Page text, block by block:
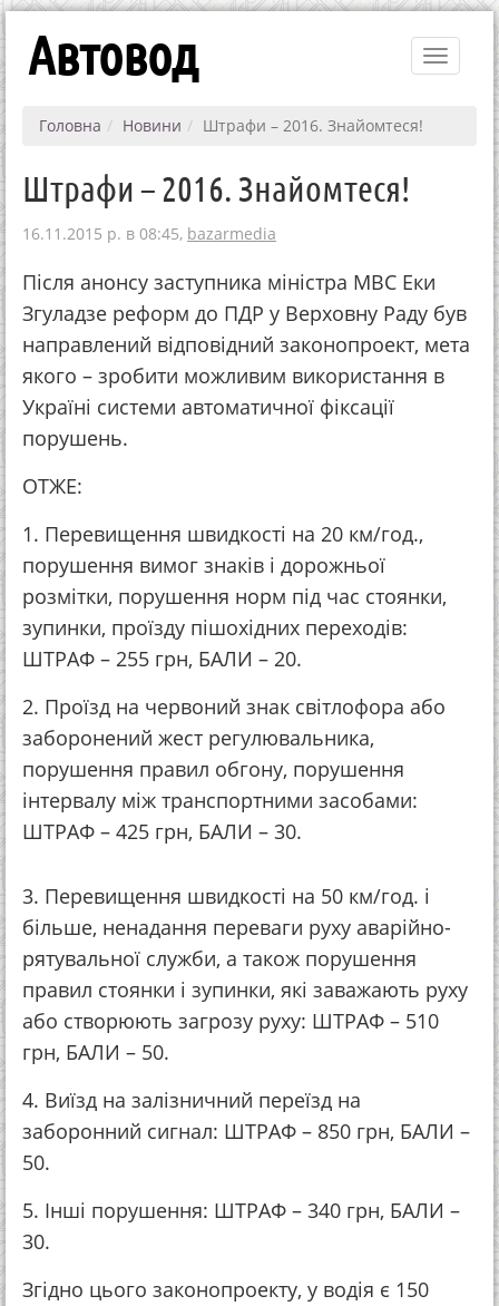
Toggle
Автовод
Головна Новини Штрафи – 2016. Знайомтеся!
Штрафи – 2016. Знайомтеся!
16.11.2015 р. в 08:45, bazarmedia
Після анонсу заступника міністра МВС Еки
Згуладзе реформ до ПДР у Верховну Раду був
направлений відповідний законопроект, мета
якого – зробити можливим використання в
Україні системи автоматичної фіксації
порушень.
ОТЖЕ:
1. Перевищення швидкості на 20 км/год.,
порушення вимог знаків і дорожньої
розмітки, порушення норм під час стоянки,
зупинки, проїзду пішохідних переходів:
ШТРАФ – 255 грн, БАЛИ – 20.
2. Проїзд на червоний знак світлофора або
заборонений жест регулювальника,
порушення правил обгону, порушення
інтервалу між транспортними засобами:
ШТРАФ – 425 грн, БАЛИ – 30.
3. Перевищення швидкості на 50 км/год. і
більше, ненадання переваги руху аварійно-
рятувальної служби, а також порушення
правил стоянки і зупинки, які заважають руху
або створюють загрозу руху: ШТРАФ – 510
грн, БАЛИ – 50.
4. Виїзд на залізничний переїзд на
заборонний сигнал: ШТРАФ – 850 грн, БАЛИ –
50.
5. Інші порушення: ШТРАФ – 340 грн, БАЛИ –
30.
Згідно цього законопроекту, у водія є 150